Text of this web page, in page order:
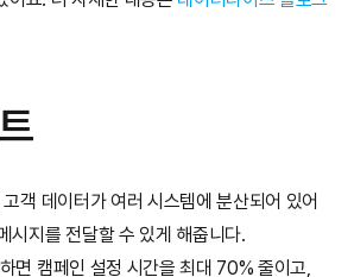
객 데이터가 여러 시스템에 분산되어 있어
시지를 전달할 수 있게 해줍니다.
면 캠페인 설정 시간을 최대 70% 줄이고,